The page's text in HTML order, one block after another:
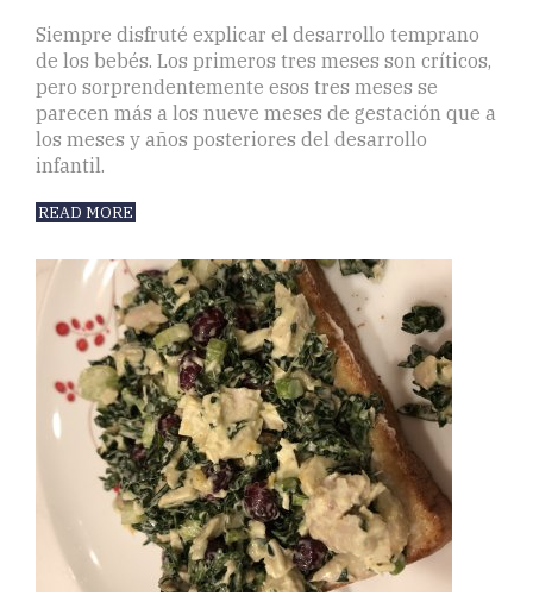
Siempre disfruté explicar el desarrollo temprano
de los bebés. Los primeros tres meses son críticos,
pero sorprendentemente esos tres meses se
parecen más a los nueve meses de gestación que a
los meses y años posteriores del desarrollo
infantil.
READ MORE